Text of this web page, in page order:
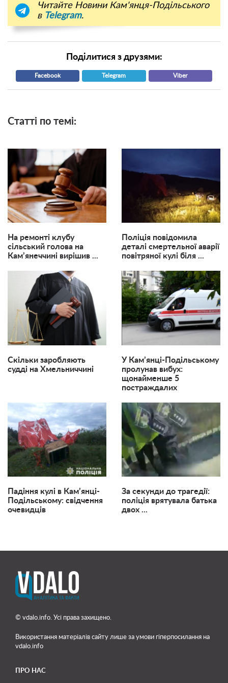
Читайте Новини Кам'янця-Подільського
в Telegram.
Поділитися з друзями:
Facebook Telegram Viber
Статті по темі:
На ремонті клубу
сільський голова на
Кам’янеччині вирішив ...
Поліція повідомила
деталі смертельної аварії
повітряної кулі біля ...
Скільки заробляють
судді на Хмельниччині
У Кам’янці-Подільському
пролунав вибух:
щонайменше 5
постраждалих
Падіння кулі в Кам’янці-
Подільському: свідчення
очевидців
За секунди до трагедії:
поліція врятувала батька
двох ...
© vdalo.info. Усі права захищено.
Використання матеріалів сайту лише за умови гіперпосилання на
vdalo.info
ПРО НАС